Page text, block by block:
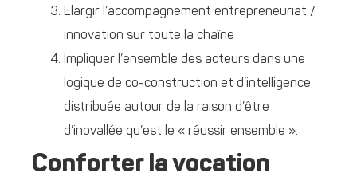
Elargir l’accompagnement entrepreneuriat /
innovation sur toute la chaîne
Impliquer l’ensemble des acteurs dans une
logique de co-construction et d’intelligence
distribuée autour de la raison d’être
d’inovallée qu’est le « réussir ensemble ».
Conforter la vocation